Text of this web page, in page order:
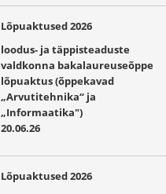
Lõpuaktused 2026
loodus- ja täppisteaduste
valdkonna bakalaureuseõppe
lõpuaktus (õppekavad
„Arvutitehnika“ ja
„Informaatika")
20.06.26
Lõpuaktused 2026